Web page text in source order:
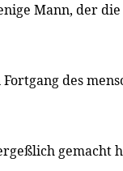
Mann, der
des
gemacht